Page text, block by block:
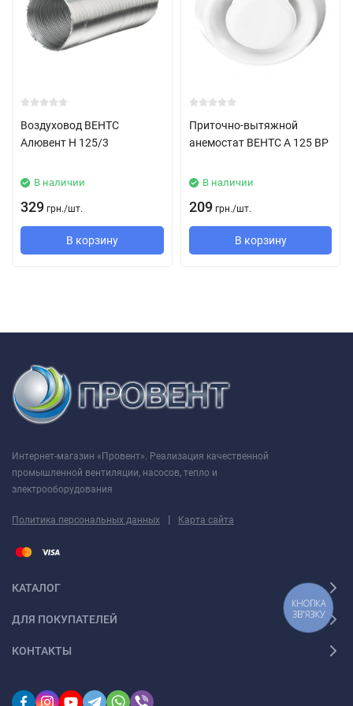
Двигатель осевого вентилятора ВЕНТС 125 Витро стар турбо
Надёжный двигатель с низким энергопотреблением.
обслуживания.
Оборудован защитой от перегрева.
Управление осевого вентилятора ВЕНТС 125 Витро стар турбо
Ручное:
Регулировка скорости может осуществляться с помощью
принадлежности). Вентиляторы могут подключаться
сразу по несколько единиц к одному регулирующему
устройству.
Автоматическое:
Электрические принадлежности). Блок управления
таймер задержки выключения позволяет вентилятору
. после остановки его
При помощи датчика влажности и таймера
датчике значения 60-90%, то вентилятор автоматически
Воздуховод ВЕНТС
Алювент Н 125/3
В наличии
329 грн./шт.
В корзину
Приточно-вытяжной
анемостат ВЕНТС А 125 ВР
В наличии
209 грн./шт.
В корзину
Интернет-магазин «Провент». Реализация качественной
промышленной вентиляции, насосов, тепло и
электрооборудования
Политика персональных данных | Карта сайта
КАТАЛОГ
ДЛЯ ПОКУПАТЕЛЕЙ
КОНТАКТЫ
КНОПКА
ЗВ'ЯЗКУ